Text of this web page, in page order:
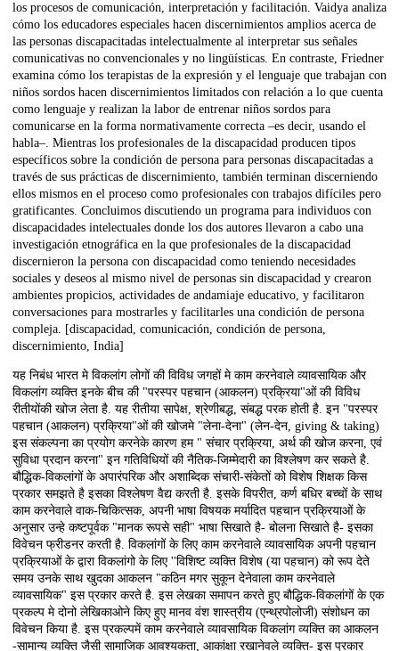
los procesos de comunicación, interpretación y facilitación. Vaidya analiza
cómo los educadores especiales hacen discernimientos amplios acerca de
las personas discapacitadas intelectualmente al interpretar sus señales
comunicativas no convencionales y no lingüísticas. En contraste, Friedner
examina cómo los terapistas de la expresión y el lenguaje que trabajan con
niños sordos hacen discernimientos limitados con relación a lo que cuenta
como lenguaje y realizan la labor de entrenar niños sordos para
comunicarse en la forma normativamente correcta –es decir, usando el
habla–. Mientras los profesionales de la discapacidad producen tipos
específicos sobre la condición de persona para personas discapacitadas a
través de sus prácticas de discernimiento, también terminan discerniendo
ellos mismos en el proceso como profesionales con trabajos difíciles pero
gratificantes. Concluimos discutiendo un programa para individuos con
discapacidades intelectuales donde los dos autores llevaron a cabo una
investigación etnográfica en la que profesionales de la discapacidad
discernieron la persona con discapacidad como teniendo necesidades
sociales y deseos al mismo nivel de personas sin discapacidad y crearon
ambientes propicios, actividades de andamiaje educativo, y facilitaron
conversaciones para mostrarles y facilitarles una condición de persona
compleja. [discapacidad, comunicación, condición de persona,
discernimiento, India]
यह निबंध भारत मे विकलांग लोगों की विविध जगहों मे काम करनेवाले व्यावसायिक और
विकलांग व्यक्ति इनके बीच की "परस्पर पहचान (आकलन) प्रक्रिया"ओं की विविध
रीतीयोंकी खोज लेता है. यह रीतीया सापेक्ष, श्रेणीबद्ध, संबद्ध परक होती है. इन "परस्पर
पहचान (आकलन) प्रक्रिया"ओं की खोजमे "लेना-देना" (लेन-देन, giving & taking)
इस संकल्पना का प्रयोग करनेके कारण हम " संचार प्रक्रिया, अर्थ की खोज करना, एवं
सुविधा प्रदान करना" इन गतिविधियों की नैतिक-जिम्मेदारी का विश्लेषण कर सकते है.
बौद्धिक-विकलांगों के अपारंपरिक और अशाब्दिक संचारी-संकेतों को विशेष शिक्षक किस
प्रकार समझते है इसका विश्लेषण वैद्य करती है. इसके विपरीत, कर्ण बधिर बच्चों के साथ
काम करनेवाले वाक-चिकित्सक, अपनी भाषा विषयक मर्यादित पहचान प्रक्रियाओं के
अनुसार उन्हे कष्टपूर्वक "मानक रूपसे सही" भाषा सिखाते है- बोलना सिखाते है- इसका
विवेचन फ्रीडनर करती है. विकलांगों के लिए काम करनेवाले व्यावसायिक अपनी पहचान
प्रक्रियाओं के द्वारा विकलांगो के लिए ''विशिष्ट व्यक्ति विशेष (या पहचान) को रूप देते
समय उनके साथ खुदका आकलन "कठिन मगर सुकून देनेवाला काम करनेवाले
व्यावसायिक" इस प्रकार करते है. इस लेखका समापन करते हुए बौद्धिक-विकलांगों के एक
प्रकल्प मे दोनो लेखिकाओने किए हुए मानव वंश शास्त्रीय (एन्थ्रपोलोजी) संशोधन का
विवेचन किया है. इस प्रकल्पमें काम करनेवाले व्यावसायिक विकलांग व्यक्ति का आकलन
-सामान्य व्यक्ति जैसी सामाजिक आवश्यकता, आकांक्षा रखानेवले व्यक्ति- इस प्रकार